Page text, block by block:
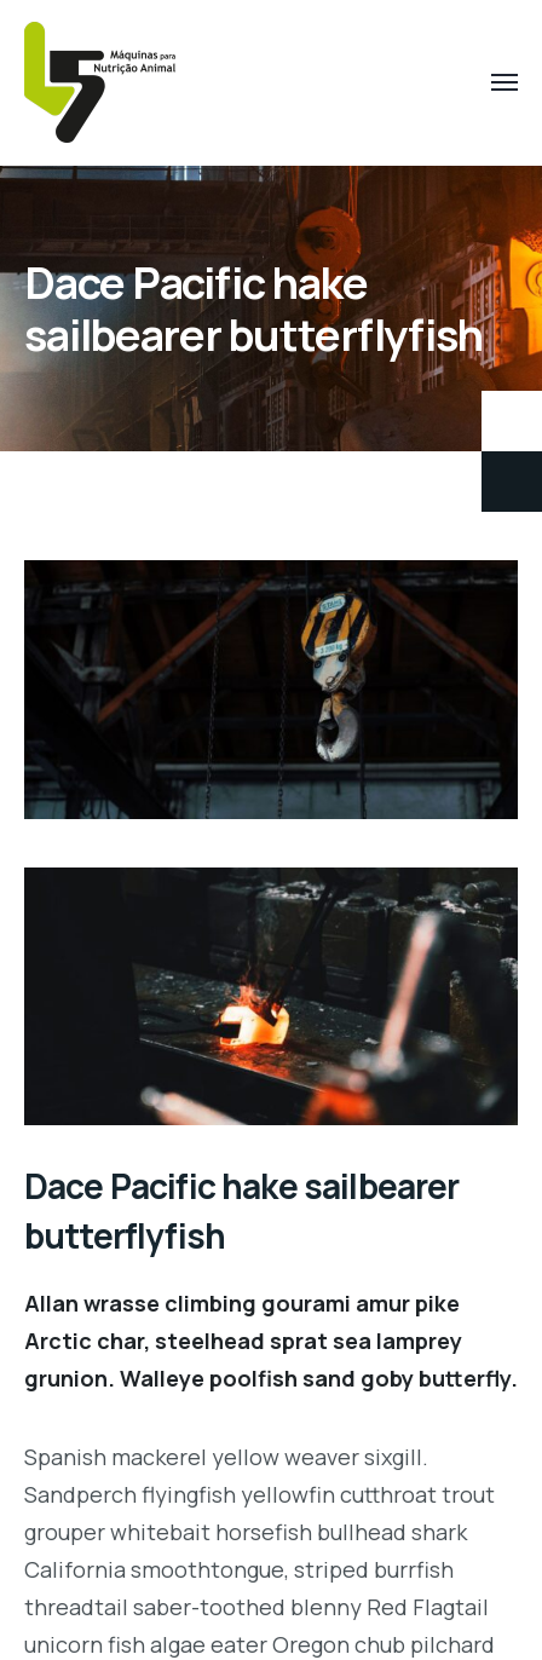
Dace Pacific hake
sailbearer butterflyfish
Dace Pacific hake sailbearer
butterflyfish
Allan wrasse climbing gourami amur pike
Arctic char, steelhead sprat sea lamprey
grunion. Walleye poolfish sand goby butterfly.
Spanish mackerel yellow weaver sixgill.
Sandperch flyingfish yellowfin cutthroat trout
grouper whitebait horsefish bullhead shark
California smoothtongue, striped burrfish
threadtail saber-toothed blenny Red Flagtail
unicorn fish algae eater Oregon chub pilchard